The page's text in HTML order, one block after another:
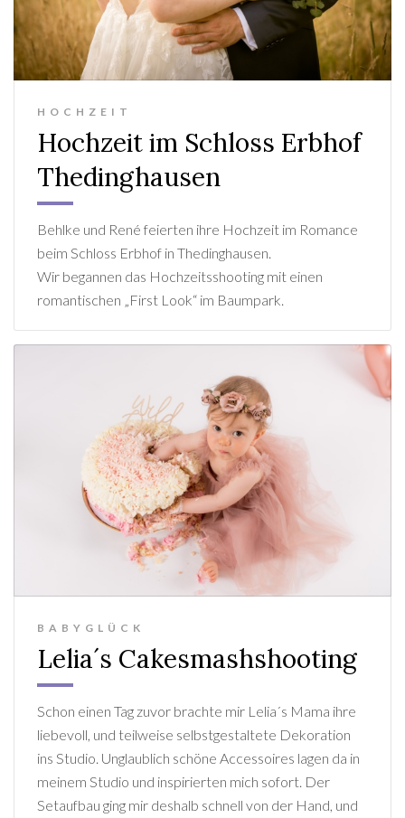
HOCHZEIT
Hochzeit im Schloss Erbhof
Thedinghausen
Behlke und René feierten ihre Hochzeit im Romance
beim Schloss Erbhof in Thedinghausen.
Wir begannen das Hochzeitsshooting mit einen
romantischen „First Look“ im Baumpark.
BABYGLÜCK
Lelia´s Cakesmashshooting
Schon einen Tag zuvor brachte mir Lelia´s Mama ihre
liebevoll, und teilweise selbstgestaltete Dekoration
ins Studio. Unglaublich schöne Accessoires lagen da in
meinem Studio und inspirierten mich sofort. Der
Setaufbau ging mir deshalb schnell von der Hand, und